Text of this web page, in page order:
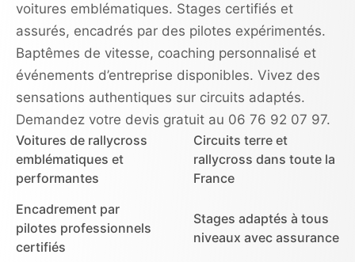
voitures emblématiques. Stages certifiés et
assurés, encadrés par des pilotes expérimentés.
Baptêmes de vitesse, coaching personnalisé et
événements d’entreprise disponibles. Vivez des
sensations authentiques sur circuits adaptés.
Demandez votre devis gratuit au 06 76 92 07 97.
Voitures de rallycross
emblématiques et
performantes
Circuits terre et
rallycross dans toute la
France
Encadrement par
pilotes professionnels
certifiés
Stages adaptés à tous
niveaux avec assurance